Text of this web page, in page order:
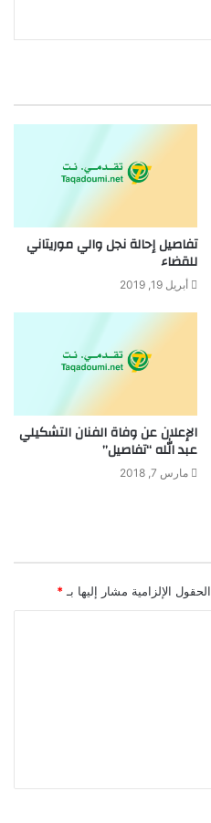
تفاصيل إحالة نجل والي موريتاني
للقضاء
أبريل 19, 2019
الإعلان عن وفاة الفنان التشكيلي
عبد الله “تفاصيل”
مارس 7, 2018
الحقول الإلزامية مشار إليها بـ *